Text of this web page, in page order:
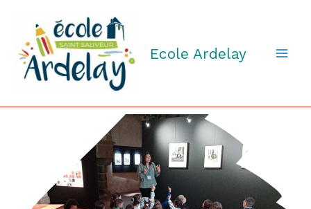
contenu
Ecole Ardelay